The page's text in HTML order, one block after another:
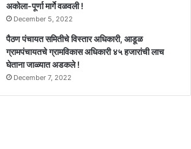
अकोला-पूर्णा मार्गे वळवली !
December 5, 2022
पैठण पंचायत समितीचे विस्तार अधिकारी, आडूळ
ग्रामपंचायतचे ग्रामविकास अधिकारी ४५ हजारांची लाच
घेताना जाळ्यात अडकले !
December 7, 2022